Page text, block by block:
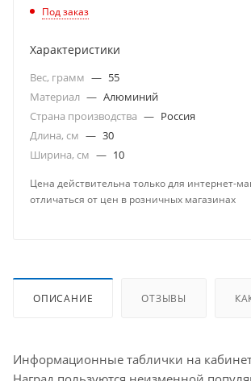
Под заказ
Характеристики
Вес, грамм — 55
Материал — Алюминий
Страна производства — Россия
Длина, см — 30
Ширина, см — 10
Цена действительна только для интернет-
отличаться от цен в розничных магазинах
ОПИСАНИЕ ОТЗЫВЫ
Информационные таблички на